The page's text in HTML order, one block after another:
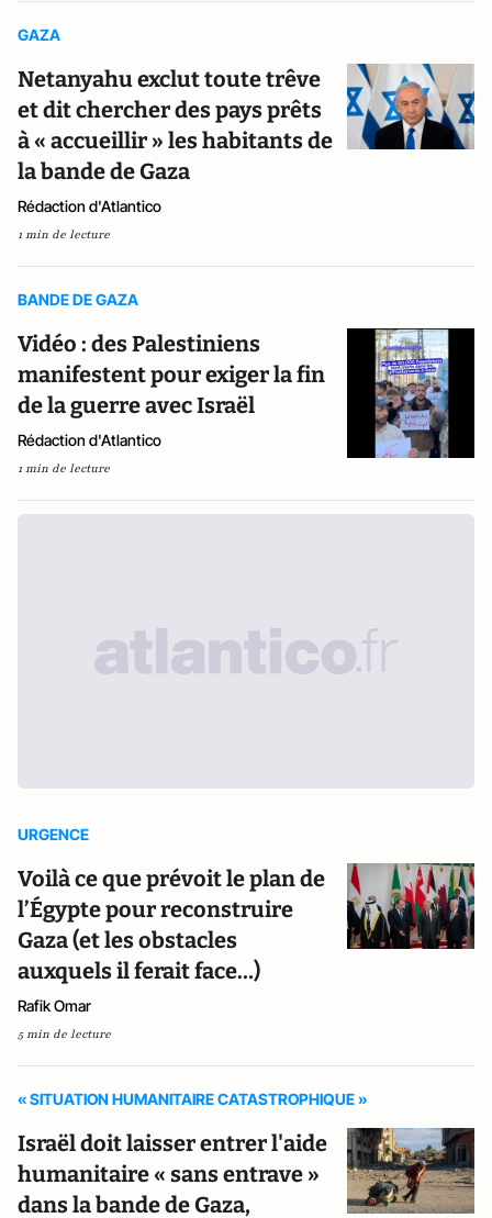
GAZA
Netanyahu exclut toute trêve
et dit chercher des pays prêts
à « accueillir » les habitants de
la bande de Gaza
Rédaction d'Atlantico
1 min de lecture
BANDE DE GAZA
Vidéo : des Palestiniens
manifestent pour exiger la fin
de la guerre avec Israël
Rédaction d'Atlantico
1 min de lecture
URGENCE
Voilà ce que prévoit le plan de
l’Égypte pour reconstruire
Gaza (et les obstacles
auxquels il ferait face…)
Rafik Omar
5 min de lecture
« SITUATION HUMANITAIRE CATASTROPHIQUE »
Israël doit laisser entrer l'aide
humanitaire « sans entrave »
dans la bande de Gaza,